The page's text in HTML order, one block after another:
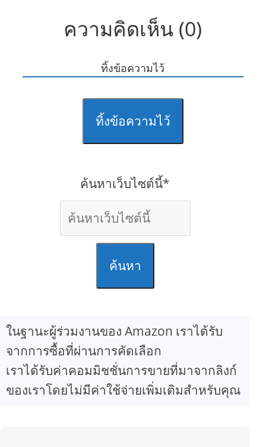
ความคิดเห็น (0)
ทิ้งข้อความไว้
ทิ้งข้อความไว้
ค้นหาเว็บไซต์นี้*
ค้นหา
ในฐานะผู้ร่วมงานของ Amazon เราได้รับ
จากการซื้อที่ผ่านการคัดเลือก
เราได้รับค่าคอมมิชชั่นการขายที่มาจากลิงก์
ของเราโดยไม่มีค่าใช้จ่ายเพิ่มเติมสำหรับคุณ